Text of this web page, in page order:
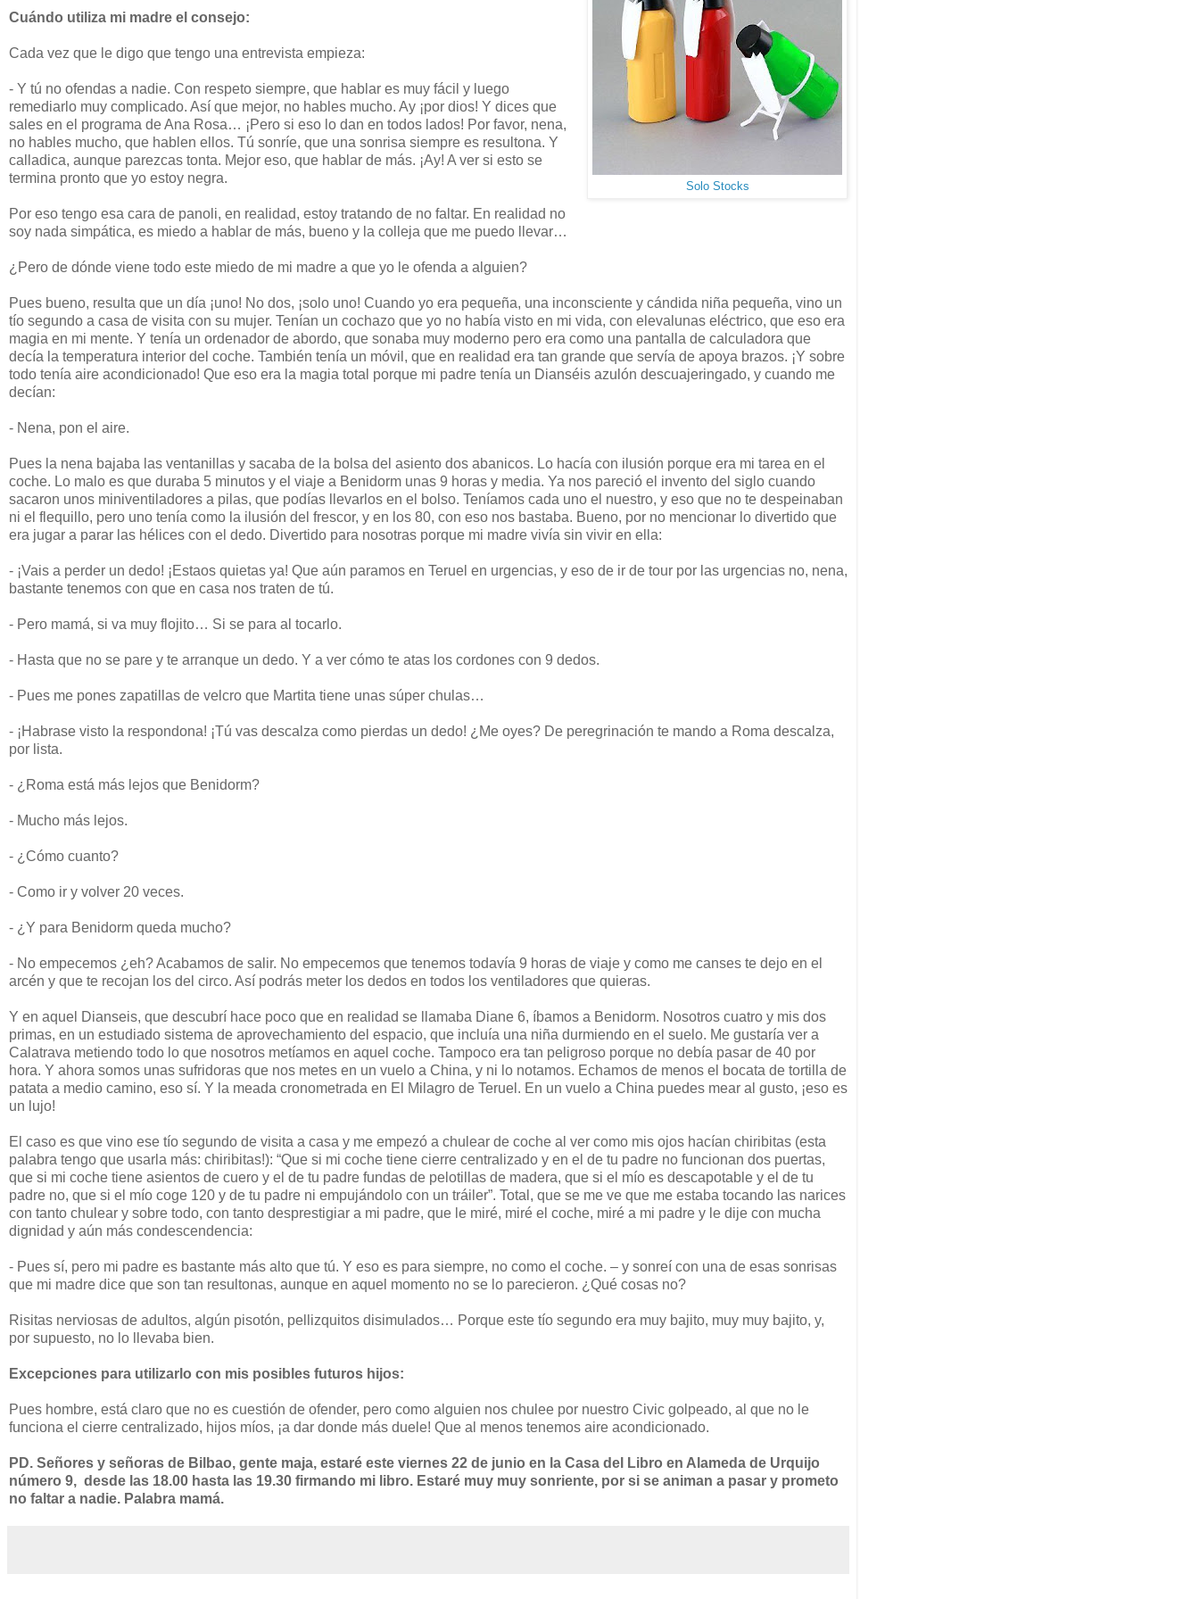
Solo Stocks
Cuándo utiliza mi madre el consejo:
Cada vez que le digo que tengo una entrevista empieza:
- Y tú no ofendas a nadie. Con respeto siempre, que hablar es muy fácil y luego
remediarlo muy complicado. Así que mejor, no hables mucho. Ay ¡por dios! Y dices que
sales en el programa de Ana Rosa… ¡Pero si eso lo dan en todos lados! Por favor, nena,
no hables mucho, que hablen ellos. Tú sonríe, que una sonrisa siempre es resultona. Y
calladica, aunque parezcas tonta. Mejor eso, que hablar de más. ¡Ay! A ver si esto se
termina pronto que yo estoy negra.
Por eso tengo esa cara de panoli, en realidad, estoy tratando de no faltar. En realidad no
soy nada simpática, es miedo a hablar de más, bueno y la colleja que me puedo llevar…
¿Pero de dónde viene todo este miedo de mi madre a que yo le ofenda a alguien?
Pues bueno, resulta que un día ¡uno! No dos, ¡solo uno! Cuando yo era pequeña, una inconsciente y cándida niña pequeña, vino un
tío segundo a casa de visita con su mujer. Tenían un cochazo que yo no había visto en mi vida, con elevalunas eléctrico, que eso era
magia en mi mente. Y tenía un ordenador de abordo, que sonaba muy moderno pero era como una pantalla de calculadora que
decía la temperatura interior del coche. También tenía un móvil, que en realidad era tan grande que servía de apoya brazos. ¡Y sobre
todo tenía aire acondicionado! Que eso era la magia total porque mi padre tenía un Dianséis azulón descuajeringado, y cuando me
decían:
- Nena, pon el aire.
Pues la nena bajaba las ventanillas y sacaba de la bolsa del asiento dos abanicos. Lo hacía con ilusión porque era mi tarea en el
coche. Lo malo es que duraba 5 minutos y el viaje a Benidorm unas 9 horas y media. Ya nos pareció el invento del siglo cuando
sacaron unos miniventiladores a pilas, que podías llevarlos en el bolso. Teníamos cada uno el nuestro, y eso que no te despeinaban
ni el flequillo, pero uno tenía como la ilusión del frescor, y en los 80, con eso nos bastaba. Bueno, por no mencionar lo divertido que
era jugar a parar las hélices con el dedo. Divertido para nosotras porque mi madre vivía sin vivir en ella:
- ¡Vais a perder un dedo! ¡Estaos quietas ya! Que aún paramos en Teruel en urgencias, y eso de ir de tour por las urgencias no, nena,
bastante tenemos con que en casa nos traten de tú.
- Pero mamá, si va muy flojito… Si se para al tocarlo.
- Hasta que no se pare y te arranque un dedo. Y a ver cómo te atas los cordones con 9 dedos.
- Pues me pones zapatillas de velcro que Martita tiene unas súper chulas…
- ¡Habrase visto la respondona! ¡Tú vas descalza como pierdas un dedo! ¿Me oyes? De peregrinación te mando a Roma descalza,
por lista.
- ¿Roma está más lejos que Benidorm?
- Mucho más lejos.
- ¿Cómo cuanto?
- Como ir y volver 20 veces.
- ¿Y para Benidorm queda mucho?
- No empecemos ¿eh? Acabamos de salir. No empecemos que tenemos todavía 9 horas de viaje y como me canses te dejo en el
arcén y que te recojan los del circo. Así podrás meter los dedos en todos los ventiladores que quieras.
Y en aquel Dianseis, que descubrí hace poco que en realidad se llamaba Diane 6, íbamos a Benidorm. Nosotros cuatro y mis dos
primas, en un estudiado sistema de aprovechamiento del espacio, que incluía una niña durmiendo en el suelo. Me gustaría ver a
Calatrava metiendo todo lo que nosotros metíamos en aquel coche. Tampoco era tan peligroso porque no debía pasar de 40 por
hora. Y ahora somos unas sufridoras que nos metes en un vuelo a China, y ni lo notamos. Echamos de menos el bocata de tortilla de
patata a medio camino, eso sí. Y la meada cronometrada en El Milagro de Teruel. En un vuelo a China puedes mear al gusto, ¡eso es
un lujo!
El caso es que vino ese tío segundo de visita a casa y me empezó a chulear de coche al ver como mis ojos hacían chiribitas (esta
palabra tengo que usarla más: chiribitas!): “Que si mi coche tiene cierre centralizado y en el de tu padre no funcionan dos puertas,
que si mi coche tiene asientos de cuero y el de tu padre fundas de pelotillas de madera, que si el mío es descapotable y el de tu
padre no, que si el mío coge 120 y de tu padre ni empujándolo con un tráiler”. Total, que se me ve que me estaba tocando las narices
con tanto chulear y sobre todo, con tanto desprestigiar a mi padre, que le miré, miré el coche, miré a mi padre y le dije con mucha
dignidad y aún más condescendencia:
- Pues sí, pero mi padre es bastante más alto que tú. Y eso es para siempre, no como el coche. – y sonreí con una de esas sonrisas
que mi madre dice que son tan resultonas, aunque en aquel momento no se lo parecieron. ¿Qué cosas no?
Risitas nerviosas de adultos, algún pisotón, pellizquitos disimulados… Porque este tío segundo era muy bajito, muy muy bajito, y,
por supuesto, no lo llevaba bien.
Excepciones para utilizarlo con mis posibles futuros hijos:
Pues hombre, está claro que no es cuestión de ofender, pero como alguien nos chulee por nuestro Civic golpeado, al que no le
funciona el cierre centralizado, hijos míos, ¡a dar donde más duele! Que al menos tenemos aire acondicionado.
PD. Señores y señoras de Bilbao, gente maja, estaré este viernes 22 de junio en la Casa del Libro en Alameda de Urquijo
número 9, desde las 18.00 hasta las 19.30 firmando mi libro. Estaré muy muy sonriente, por si se animan a pasar y prometo
no faltar a nadie. Palabra mamá.